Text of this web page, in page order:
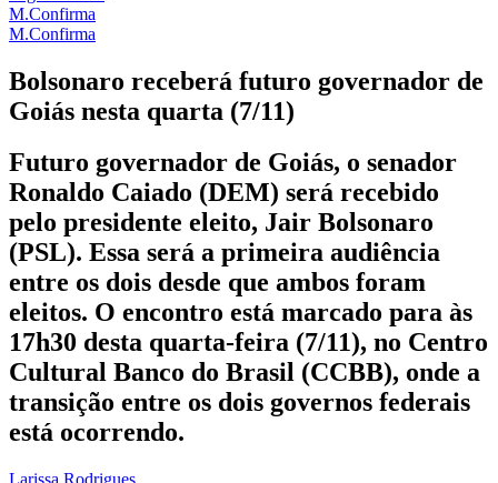
M.Confirma
M.Confirma
Bolsonaro receberá futuro governador de
Goiás nesta quarta (7/11)
Futuro governador de Goiás, o senador
Ronaldo Caiado (DEM) será recebido
pelo presidente eleito, Jair Bolsonaro
(PSL). Essa será a primeira audiência
entre os dois desde que ambos foram
eleitos. O encontro está marcado para às
17h30 desta quarta-feira (7/11), no Centro
Cultural Banco do Brasil (CCBB), onde a
transição entre os dois governos federais
está ocorrendo.